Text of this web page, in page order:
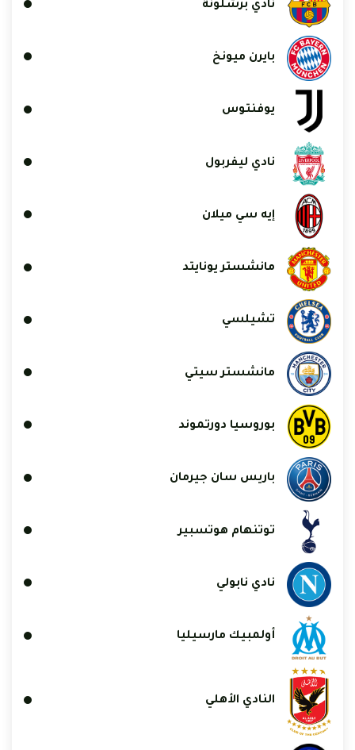
نادي برشلونة
بايرن ميونخ
يوفنتوس
نادي ليفربول
إيه سي ميلان
مانشستر يونايتد
تشيلسي
مانشستر سيتي
بوروسيا دورتموند
باريس سان جيرمان
توتنهام هوتسبير
نادي نابولي
أولمبيك مارسيليا
النادي الأهلي